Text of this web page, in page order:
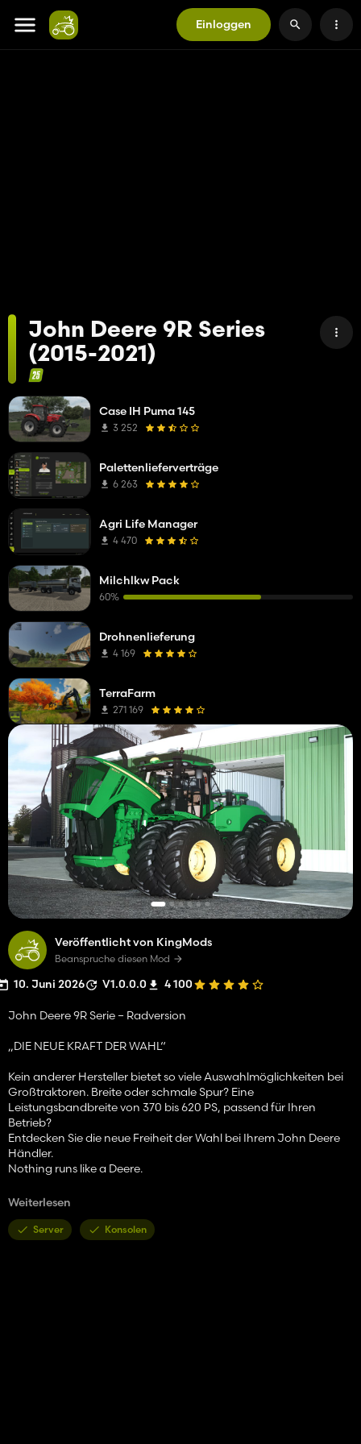
Einloggen
John Deere 9R Series
(2015-2021)
Veröffentlicht von KingMods
Beanspruche diesen Mod
10. Juni 2026 V1.0.0.0 4 100
John Deere 9R Serie – Radversion
„DIE NEUE KRAFT DER WAHL“
Kein anderer Hersteller bietet so viele Auswahlmöglichkeiten bei
Großtraktoren. Breite oder schmale Spur? Eine
Leistungsbandbreite von 370 bis 620 PS, passend für Ihren
Betrieb?
Entdecken Sie die neue Freiheit der Wahl bei Ihrem John Deere
Händler.
Nothing runs like a Deere.
Spezifikationen:
Grundpreis: €217.230
Nennleistung: 470–620 PS
Weiterlesen
Server Konsolen
Case IH Puma 145
3 252
Palettenlieferverträge
6 263
Agri Life Manager
4 470
Milchlkw Pack
60%
Drohnenlieferung
4 169
TerraFarm
271 169